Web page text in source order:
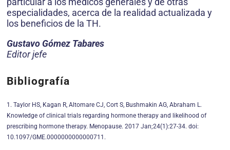
especialidades, acerca de la realidad actualizada y
los beneficios de la TH.
Gustavo Gómez Tabares
Editor jefe
Bibliografía
1. Taylor HS, Kagan R, Altomare CJ, Cort S, Bushmakin AG, Abraham L.
Knowledge of clinical trials regarding hormone therapy and likelihood of
prescribing hormone therapy. Menopause. 2017 Jan;24(1):27-34. doi:
10.1097/GME.0000000000000711.